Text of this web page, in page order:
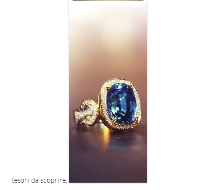
tesori da scoprire.